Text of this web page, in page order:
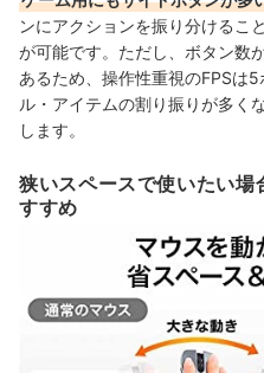
ンにアクションを振り分けるこ
が可能です。ただし、ボタン数
あるため、操作性重視のFPSは
ル・アイテムの割り振りが多く
します。
狭いスペースで使いたい
すすめ